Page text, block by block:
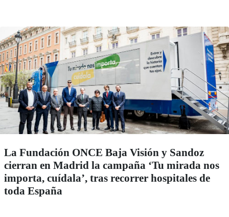
La Fundación ONCE Baja Visión y Sandoz
cierran en Madrid la campaña ‘Tu mirada nos
importa, cuídala’, tras recorrer hospitales de
toda España